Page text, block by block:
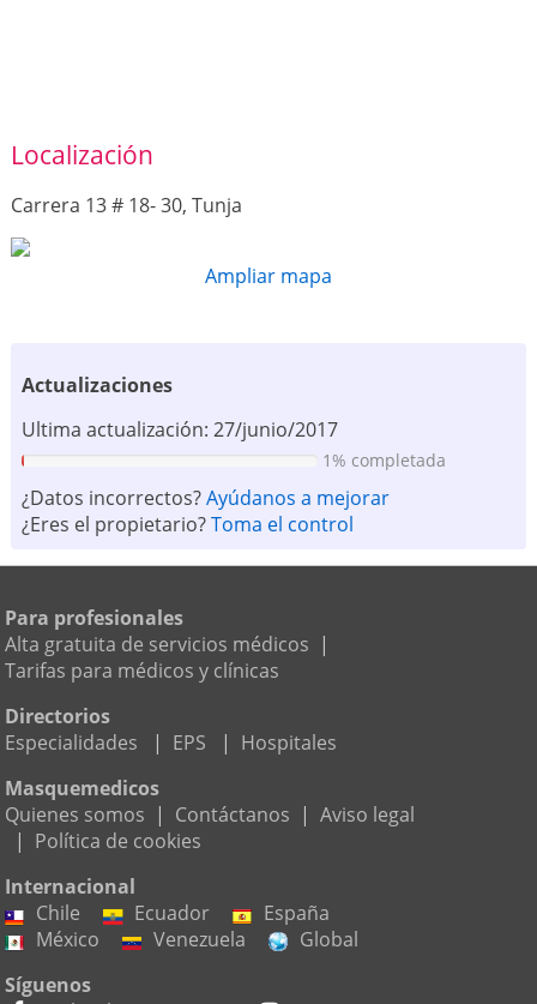
Localización
Carrera 13 # 18- 30, Tunja
Ampliar mapa
Actualizaciones
Ultima actualización: 27/junio/2017
1% completada
¿Datos incorrectos?Ayúdanos a mejorar
¿Eres el propietario?Toma el control
Para profesionales
Alta gratuita de servicios médicos |
Tarifas para médicos y clínicas
Directorios
Especialidades
| EPS | Hospitales
Masquemedicos
Quienes somos | Contáctanos | Aviso legal
| Política de cookies
Internacional
Chile
Ecuador
España
México
Venezuela
Global
Síguenos